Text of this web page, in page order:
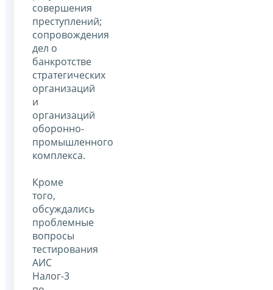
совершения
преступлений;
сопровождения
дел о
банкротстве
стратегических
организаций
и
организаций
оборонно-
промышленного
комплекса.
Кроме
того,
обсуждались
проблемные
вопросы
тестирования
АИС
Налог-3